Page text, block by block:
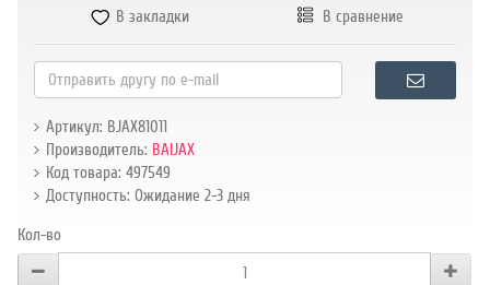
В закладки В сравнение
Артикул: BJAX81011
Производитель: BAIJAX
Код товара: 497549
Доступность: Ожидание 2-3 дня
Кол-во